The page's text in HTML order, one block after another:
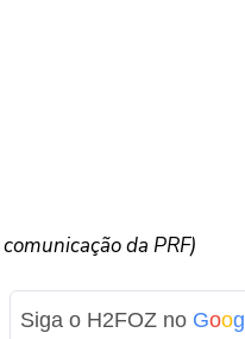
da PRF)
Siga o H2FOZ no Goog